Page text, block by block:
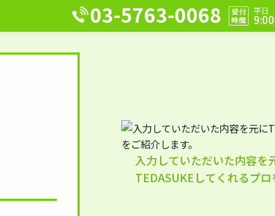
03-5763-0068
受付
時間
平日
入力していただいた内容を
TEDASUKEしてくれるプロ